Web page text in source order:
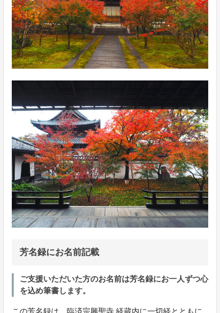
芳名録にお名前記載
ご支援いただいた方のお名前は芳名録にお一人ずつ心
を込め筆書します。